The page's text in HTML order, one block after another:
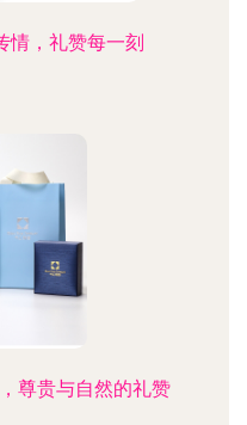
情，礼赞每一刻
尊贵与自然的礼赞